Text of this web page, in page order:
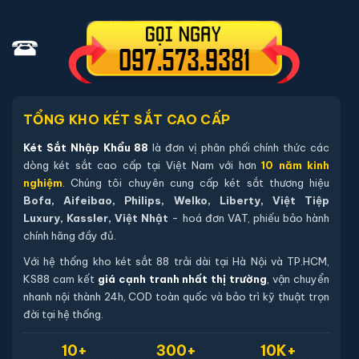
phòng tối thiểu 12 tháng).
Hướng dẫn sử dụng tiếng Việt và quy trình thiết lập mã.
Thẻ bảo hành chính hãng - đăng ký online qua mã sản
phẩm trên website.
Luxury màu xanh
Mua hàng tại két sắt nhập khẩu 88 bạn có thể
chon lựa những cách sau:
Cách 1: Bạn chọn sản phẩm và ấn vào mua hàng hệ
thống sẽ chuyển đến trang checkout. Ở trang check
out bạn kiểm tra lại thông tin sản phẩm 1 lần nữa. Nếu
những thông tin đã chính xác bạn tiếp tục ấn thanh
toán bạn cần để lại những thông tin cần thiết ở màn
hình để chúng tôi có thể hỗ trợ bạn. Sau đó ấn submit
TỔNG KHO KÉT SẮT CAO CẤP
Két Sắt Nhập Khẩu 88 là đơn vị phân phối chính thức các
dòng két sắt cao cấp tại Việt Nam với hơn10 năm kinh
nghiệm . Chúng tôi chuyên cung cấp két sắt thương hiệu
Bofa, Aifeibao, Philips, Welko, Liberty, Việt Tiệp
Luxury, Kassler, Việt Nhật - hoá đơn VAT, phiếu bảo hành
chính hãng đầy đủ.
Với hệ thống kho két sắt 88 trải dài tại Hà Nội và TP.HCM,
KS88 cam kết giá cạnh tranh nhất thị trường , vận chuyển
nhanh nội thành 24h, COD toàn quốc và bảo trì kỹ thuật trọn
đời tại hệ thống.
10+ 300+ 10K+